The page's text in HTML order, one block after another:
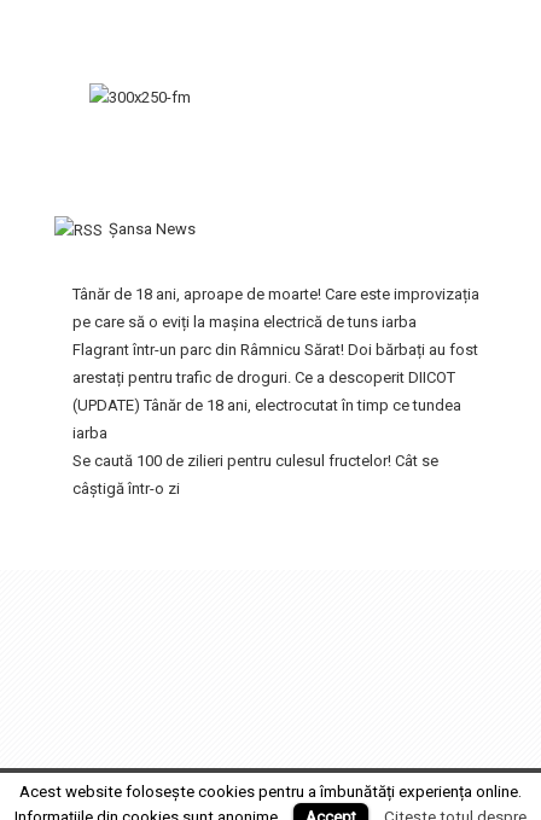
Şansa News
Tânăr de 18 ani, aproape de moarte! Care este improvizația
pe care să o eviți la mașina electrică de tuns iarba
Flagrant într-un parc din Râmnicu Sărat! Doi bărbați au fost
arestați pentru trafic de droguri. Ce a descoperit DIICOT
(UPDATE) Tânăr de 18 ani, electrocutat în timp ce tundea
iarba
Se caută 100 de zilieri pentru culesul fructelor! Cât se
câștigă într-o zi
Acest website folosește cookies pentru a îmbunătăți experiența online.